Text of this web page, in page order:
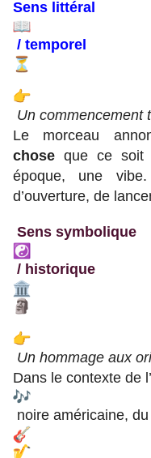
Sens littéral
/ temporel
Un commencement
Le morceau
chose que ce soit
époque, une
d’ouverture, de
Sens symbolique
/ historique
Un hommage aux
Dans le contexte de
noire américaine,